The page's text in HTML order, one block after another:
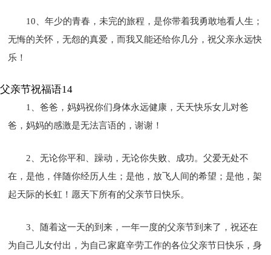
10、年少的青春，未完的旅程，是你带着我勇敢地看人生；
无悔的关怀，无怨的真爱，而我又能还给你几分，祝父亲永远快
乐！
父亲节祝福语14
1、爸爸，妈妈祝你们身体永远健康，天天快乐女儿对爸
爸，妈妈的感激是无法言语的，谢谢！
2、无论你平和、躁动，无论你失败、成功。父爱无处不
在，是他，伴随你经历人生；是他，放飞人间的希望；是他，架
起天际的长虹！愿天下所有的父亲节日快乐。
3、随着这一天的到来，一年一度的父亲节到来了，祝还在
为自己儿女付出，为自己家庭辛劳工作的各位父亲节日快乐，身